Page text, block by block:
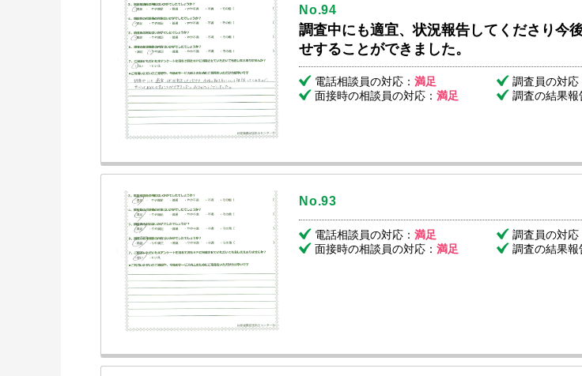
No.94
調査中にも適宜、状況報告してくださり今
せすることができました。
電話相談員の対応： 満足 調査員の対応
面接時の相談員の対応： 満足 調査の結果報
No.93
電話相談員の対応： 満足 調査員の対応
面接時の相談員の対応： 満足 調査の結果報